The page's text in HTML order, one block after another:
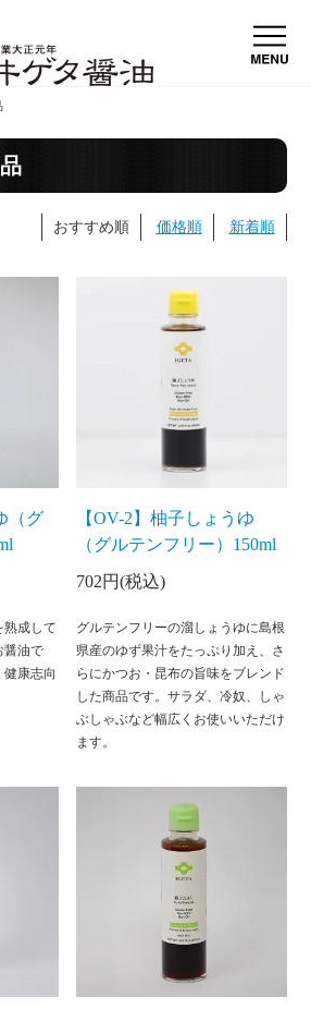
おすすめ順 価格順 新着順
（グ
熟成して
醤油で
康志向
【OV-2】柚子しょうゆ
（グルテンフリー）150ml
702円(税込)
グルテンフリーの溜しょうゆに島根
県産のゆず果汁をたっぷり加え、さ
らにかつお・昆布の旨味をブレンド
した商品です。サラダ、冷奴、しゃ
ぶしゃぶなど幅広くお使いいただけ
ます。